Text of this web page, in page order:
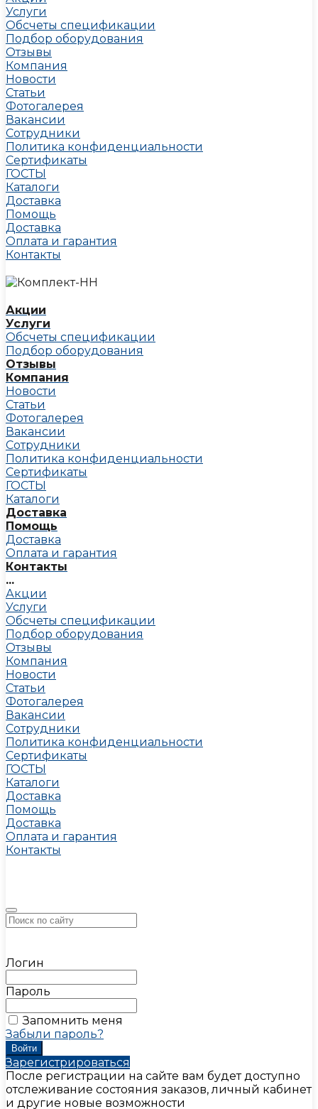
Услуги
Обсчеты спецификации
Подбор оборудования
Отзывы
Компания
Новости
Статьи
Фотогалерея
Вакансии
Сотрудники
Политика конфиденциальности
Сертификаты
ГОСТЫ
Каталоги
Доставка
Помощь
Доставка
Оплата и гарантия
Контакты
Акции
Услуги
Обсчеты спецификации
Подбор оборудования
Отзывы
Компания
Новости
Статьи
Фотогалерея
Вакансии
Сотрудники
Политика конфиденциальности
Сертификаты
ГОСТЫ
Каталоги
Доставка
Помощь
Доставка
Оплата и гарантия
Контакты
...
Акции
Услуги
Обсчеты спецификации
Подбор оборудования
Отзывы
Компания
Новости
Статьи
Фотогалерея
Вакансии
Сотрудники
Политика конфиденциальности
Сертификаты
ГОСТЫ
Каталоги
Доставка
Помощь
Доставка
Оплата и гарантия
Контакты
Логин
Пароль
Запомнить меня
Забыли пароль?
Зарегистрироваться
После регистрации на сайте вам будет доступно
отслеживание состояния заказов, личный кабинет
и другие новые возможности